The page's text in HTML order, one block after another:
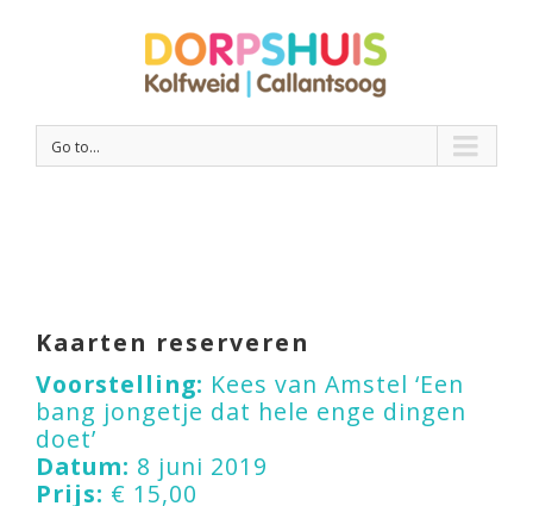
Go to...
Kaarten reserveren
Voorstelling: Kees van Amstel ‘Een
bang jongetje dat hele enge dingen
doet’
Datum: 8 juni 2019
Prijs: € 15,00